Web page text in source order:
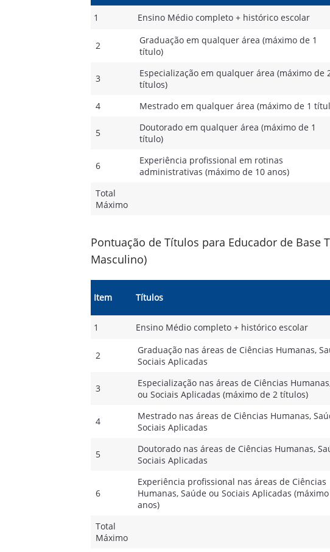
1 Ensino Médio completo + histórico escolar
2
Graduação em qualquer área (máximo de 1
título)
3
Especialização em qualquer área (máximo de
títulos)
4 Mestrado em qualquer área (máximo de 1
5
Doutorado em qualquer área (máximo de 1
título)
6
Experiência profissional em rotinas
administrativas (máximo de 10 anos)
Total
Máximo
Pontuação de Títulos para Educador de Base
Masculino)
Item Títulos
1 Ensino Médio completo + histórico escolar
2
Graduação nas áreas de Ciências Humanas,
Sociais Aplicadas
3
Especialização nas áreas de Ciências
ou Sociais Aplicadas (máximo de 2 títulos)
4
Mestrado nas áreas de Ciências Humanas,
Sociais Aplicadas
5
Doutorado nas áreas de Ciências Humanas,
Sociais Aplicadas
6
Experiência profissional nas áreas de Ciências
Humanas, Saúde ou Sociais Aplicadas
anos)
Total
Máximo